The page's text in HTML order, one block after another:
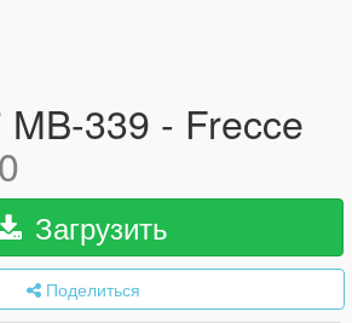
339 - Frecce
Загрузить
Поделиться